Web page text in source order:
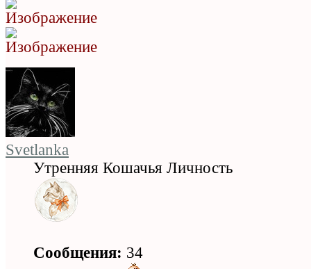
Svetlanka
Утренняя Кошачья Личность
Сообщения: 34